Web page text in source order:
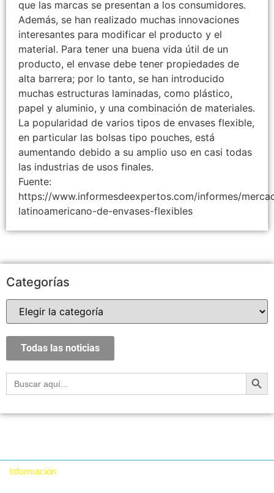
que las marcas se presentan a los consumidores.
Además, se han realizado muchas innovaciones
interesantes para modificar el producto y el
material. Para tener una buena vida útil de un
producto, el envase debe tener propiedades de
alta barrera; por lo tanto, se han introducido
muchas estructuras laminadas, como plástico,
papel y aluminio, y una combinación de materiales.
La popularidad de varios tipos de envases flexible,
en particular las bolsas tipo pouches, está
aumentando debido a su amplio uso en casi todas
las industrias de usos finales.
Fuente:
https://www.informesdeexpertos.com/informes/
latinoamericano-de-envases-flexibles
Categorías
Todas las noticias
Buscar:
Información